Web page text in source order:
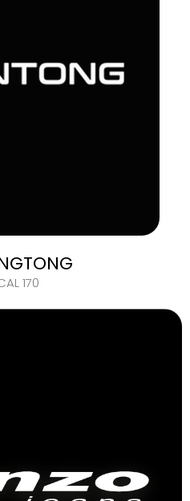
170